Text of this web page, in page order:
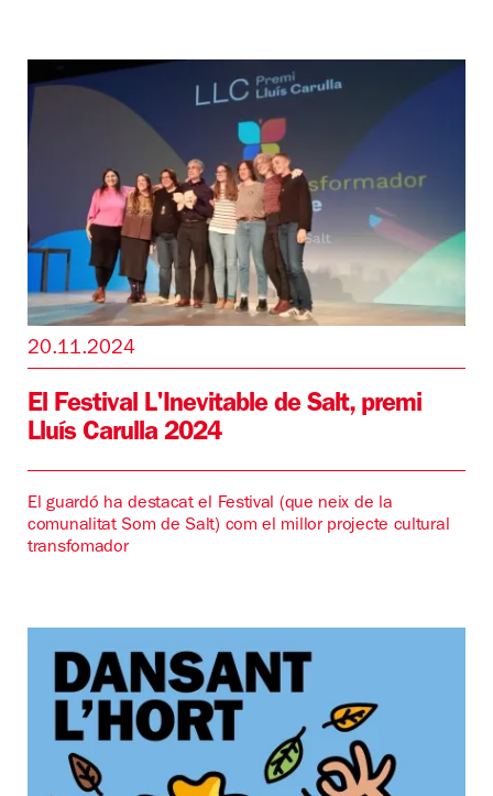
20.11.2024
El Festival L'Inevitable de Salt, premi
Lluís Carulla 2024
El guardó ha destacat el Festival (que neix de la
comunalitat Som de Salt) com el millor projecte cultural
transfomador